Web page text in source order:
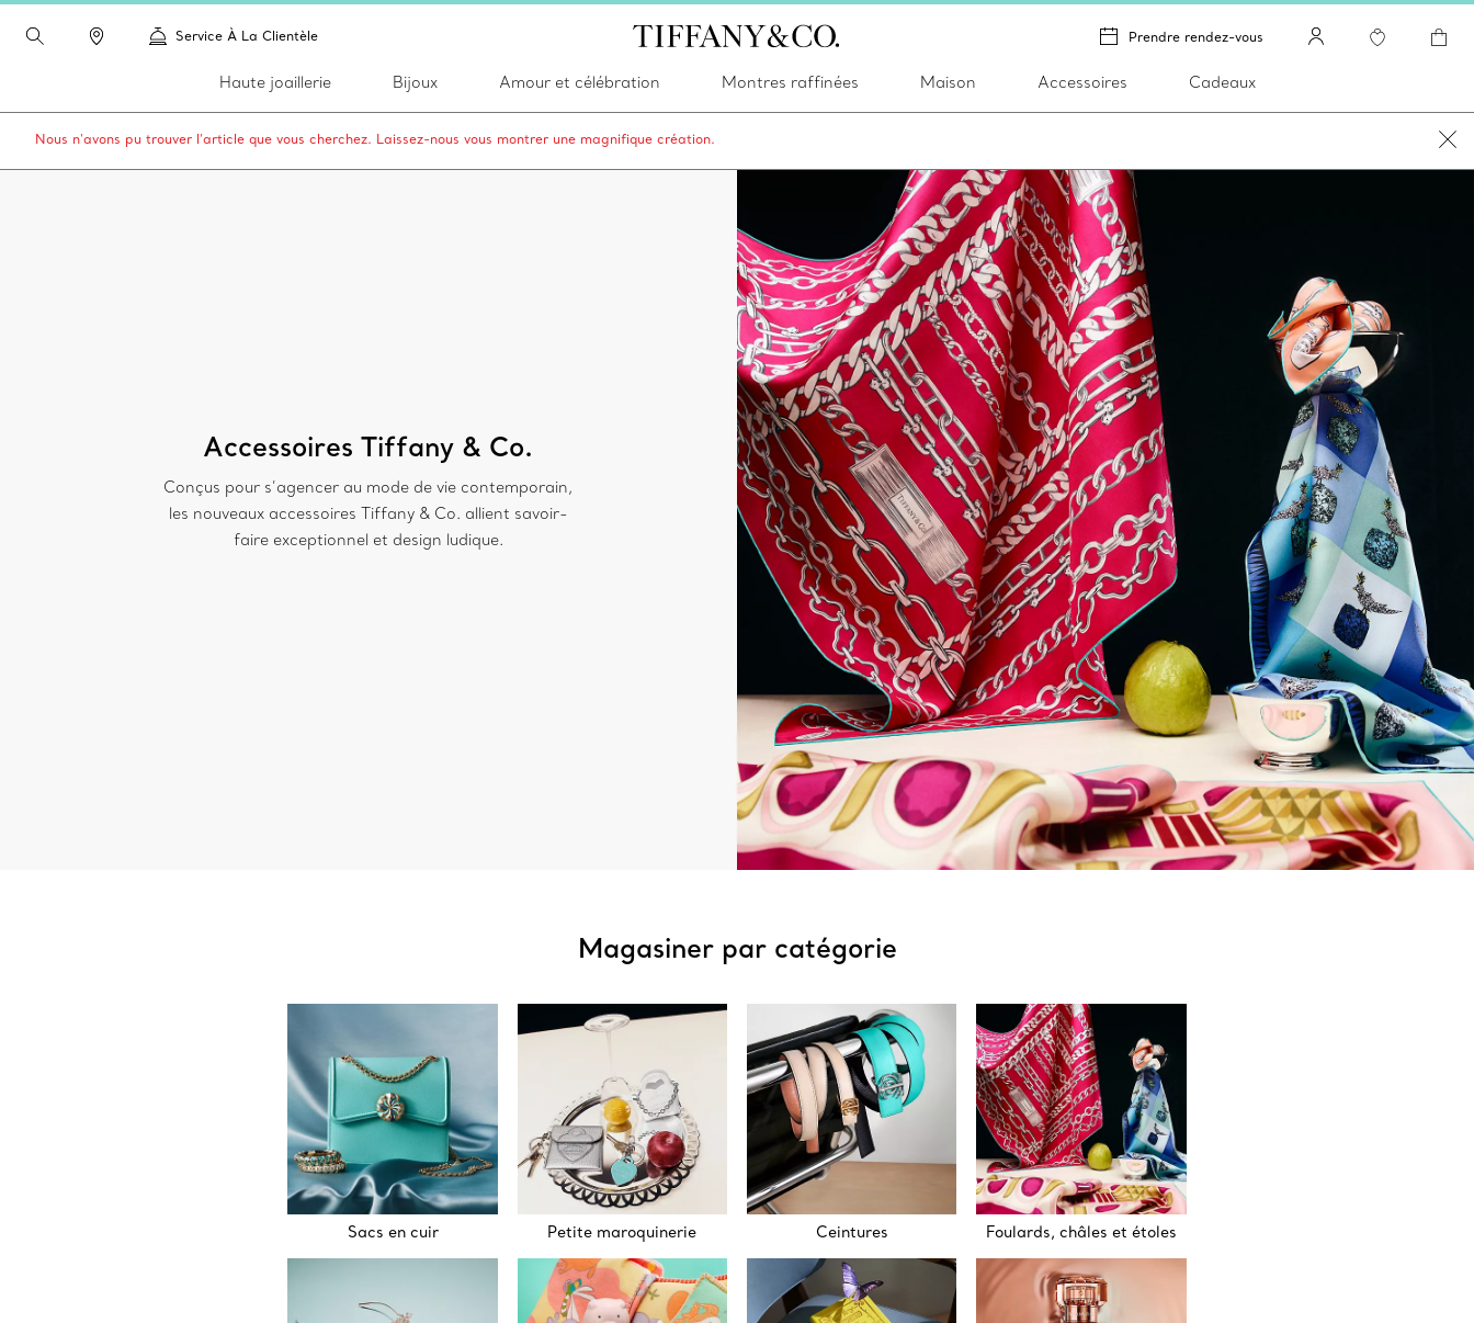
Service À La Clientèle Prendre rendez-vous
Haute joaillerie Bijoux Amour et célébration Montres raffinées Maison Accessoires Cadeaux
Nous n’avons pu trouver l’article que vous cherchez. Laissez-nous vous montrer une magnifique création.
Accessoires Tiffany & Co.
Conçus pour s’agencer au mode de vie contemporain,
les nouveaux accessoires Tiffany & Co. allient savoir-
faire exceptionnel et design ludique.
Magasiner par catégorie
Sacs en cuir Petite maroquinerie Ceintures Foulards, châles et étoles